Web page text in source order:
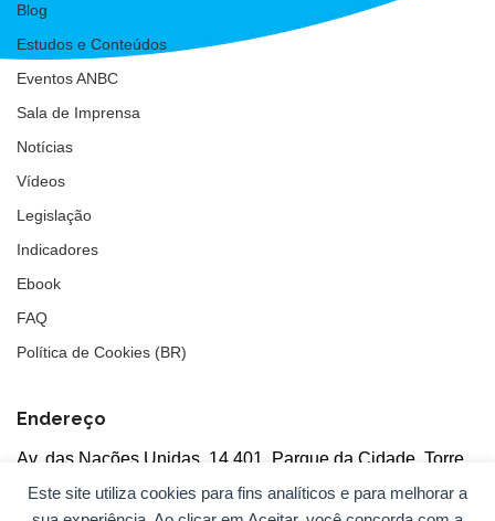
Este site utiliza cookies para fins analíticos e para melhorar a
Blog
Estudos e Conteúdos
Eventos ANBC
Sala de Imprensa
Notícias
Vídeos
Legislação
Indicadores
Ebook
FAQ
Política de Cookies (BR)
Endereço
Av. das Nações Unidas, 14.401, Parque da Cidade, Torre
Tarumã
5°andar, salas 502/503, CEP: 04730-090, São Paulo, SP